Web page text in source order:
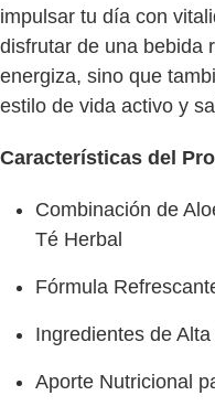
impulsar tu día con
disfrutar de una bebida
energiza, sino que
estilo de vida activo y
Características del
Combinación de
Té Herbal
Fórmula
Ingredientes de
Aporte Nutricional